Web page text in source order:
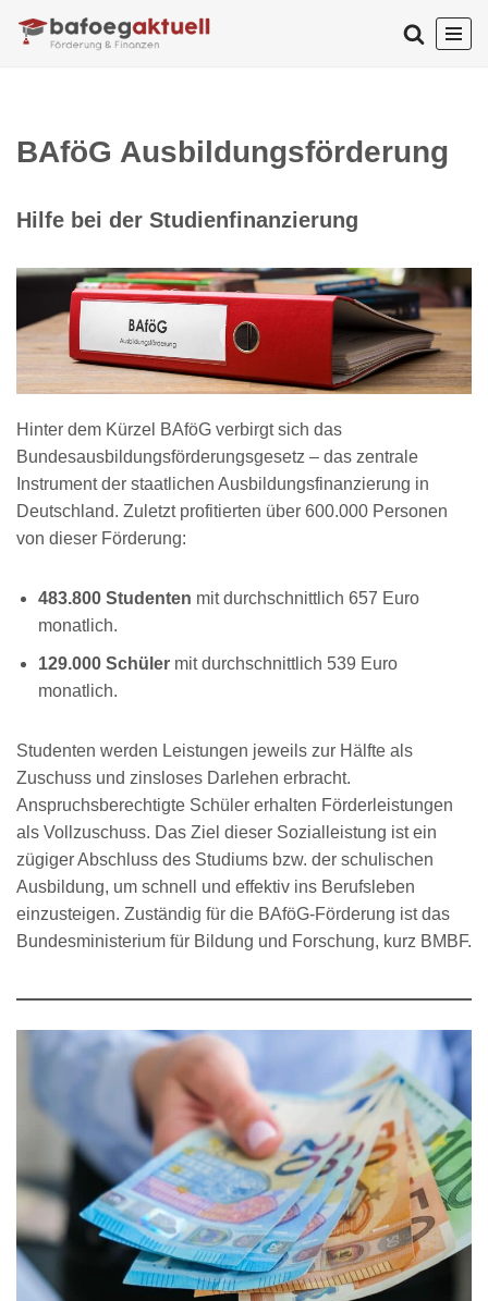
BAföG Ausbildungsförderung
Hilfe bei der Studienfinanzierung
Hinter dem Kürzel BAföG verbirgt sich das
Bundesausbildungsförderungsgesetz – das zentrale
Instrument der staatlichen Ausbildungsfinanzierung in
Deutschland. Zuletzt profitierten über 600.000 Personen
von dieser Förderung:
483.800 Studenten mit durchschnittlich 657 Euro
monatlich.
129.000 Schüler mit durchschnittlich 539 Euro
monatlich.
Studenten werden Leistungen jeweils zur Hälfte als
Zuschuss und zinsloses Darlehen erbracht.
Anspruchsberechtigte Schüler erhalten Förderleistungen
als Vollzuschuss. Das Ziel dieser Sozialleistung ist ein
zügiger Abschluss des Studiums bzw. der schulischen
Ausbildung, um schnell und effektiv ins Berufsleben
einzusteigen. Zuständig für die BAföG-Förderung ist das
Bundesministerium für Bildung und Forschung, kurz BMBF.